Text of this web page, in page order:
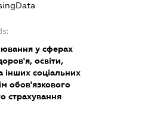
у сферах
освіти,
інших соціальних
обов'язкового
страхування